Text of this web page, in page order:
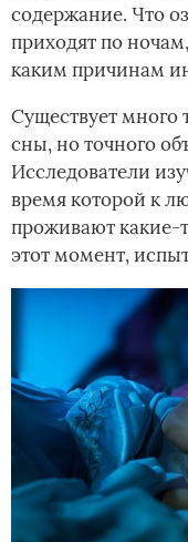
содержание. Что
приходят по
каким причинам
Существует много
сны, но точного
Исследователи
время которой к
проживают какие-
этот момент,